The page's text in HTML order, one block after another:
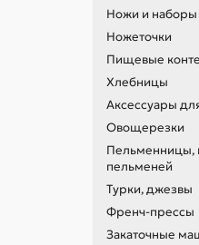
Ножи и
Ножеточки
Пищевые
Хлебницы
Аксессуары
Овощерезки
Пельменницы,
пельменей
Турки, джезвы
Френч-прессы
Закаточные